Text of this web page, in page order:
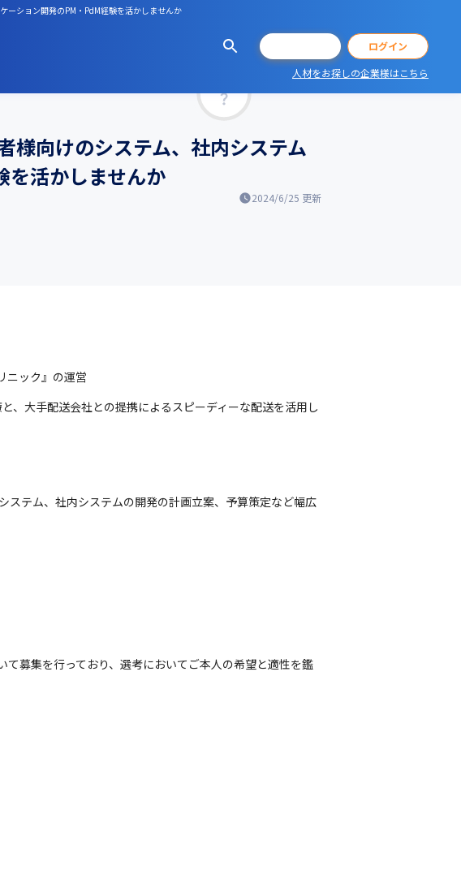
ーション開発のPM・PdM経験を活かしませんか
ログイン
人材をお探しの企業様はこちら
様向けのシステム、社内システム
を活かしませんか
2024/6/25 更新
ニック』の運営
、大手配送会社との提携によるスピーディーな配送を活用し
ステム、社内システムの開発の計画立案、予算策定など幅広
募集を行っており、選考においてご本人の希望と適性を鑑
ることができます